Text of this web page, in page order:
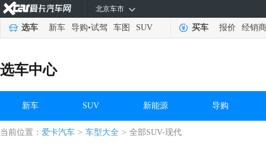
北京车市
选车 新车 导购•试驾 车图 SUV 买车 报价 经销商
选车中心
新车 SUV 新能源 导购
当前位置： 爱卡汽车 > 车型大全 > 全部SUV-现代